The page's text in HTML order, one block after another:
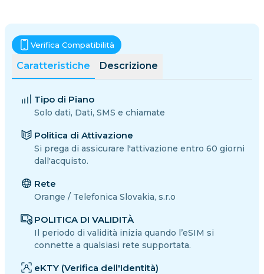
Caratteristiche Descrizione
Verifica Compatibilità
Tipo di Piano
Solo dati, Dati, SMS e chiamate
Politica di Attivazione
Si prega di assicurare l'attivazione entro 60 giorni
dall'acquisto.
Rete
Orange / Telefonica Slovakia, s.r.o
POLITICA DI VALIDITÀ
Il periodo di validità inizia quando l’eSIM si
connette a qualsiasi rete supportata.
eKTY (Verifica dell'Identità)